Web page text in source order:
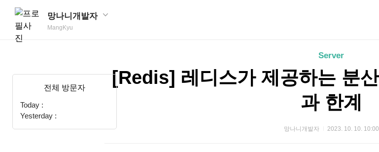
망나니개발자
MangKyu
Server
[Redis] 레디스가 제공하는 분
과 한계
망나니개발자 2023. 10. 10. 10:00
전체 방문자
Today :
Yesterday :